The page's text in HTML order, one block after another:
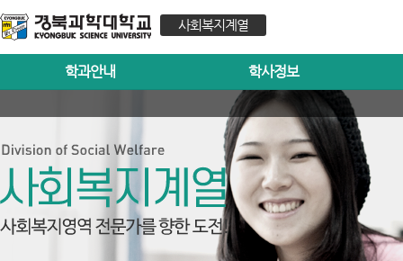
사회복지계열
학과안내 학사정보